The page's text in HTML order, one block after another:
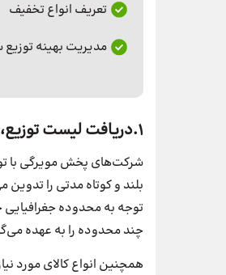
تعریف انواع تخفیف
مدیریت بهینه توزیع
1.دریافت لیست توزیع، پیروی دقیق از برنامه‌های تعیین شده
شرکت‌های پخش مویرگی با
بلند و کوتاه مدتی را تدوین
توجه به محدوده
چند محدوده را به عهده
همچنین انواع کالای مورد